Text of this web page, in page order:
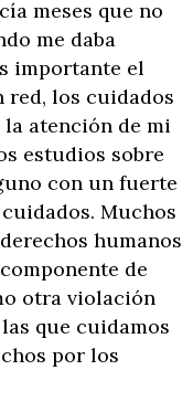
meses que no
me daba
importante el
los cuidados
atención de mi
estudios sobre
con un fuerte
Muchos
humanos
de
otra violación
que cuidamos
por los